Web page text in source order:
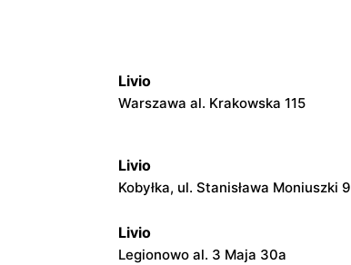
Livio
Warszawa al. Krakowska 115
Livio
Kobyłka, ul. Stanisława Moniuszki 9
Livio
Legionowo al. 3 Maja 30a